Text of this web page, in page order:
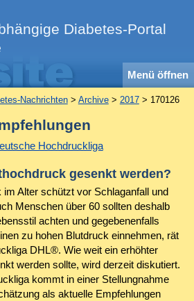
Diabetes-Portal
Menü öffnen
Nachrichten> Archive> 2017> 170126
Hochdruckliga
gesenkt werden?
im Alter schützt vor Schlaganfall und
Menschen über 60 sollten deshalb
achten und gegebenenfalls
zu hohen Blutdruck einnehmen, rät
DHL®. Wie weit ein erhöhter
werden sollte, wird derzeit diskutiert.
kommt in einer Stellungnahme
als aktuelle Empfehlungen